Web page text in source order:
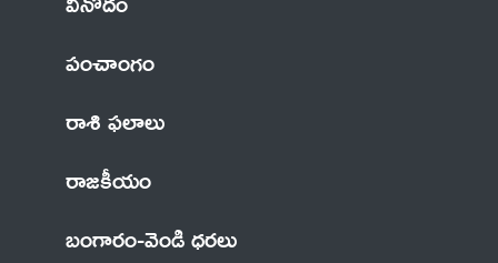
పంచాంగం
రాశి ఫలాలు
రాజకీయం
బంగారం-వెండి ధరలు